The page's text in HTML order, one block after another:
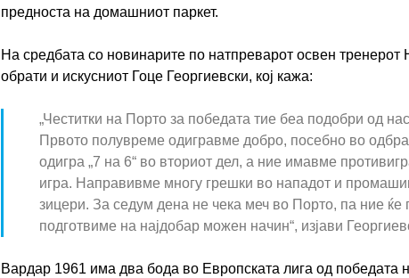
предноста на домашниот паркет.
На средбата со новинарите по натпреварот освен тренерот
обрати и искусниот Гоце Георгиевски, кој кажа:
„Честитки на Порто за победата тие беа подобри од
Првото полувреме одигравме добро, посебно во
одигра „7 на 6“ во вториот дел, а ние имавме
игра. Направивме многу грешки во нападот и
зицери. За седум дена не чека меч во Порто, па ние ќе
подготвиме на најдобар можен начин“, изјави
Вардар 1961 има два бода во Европската лига од победата